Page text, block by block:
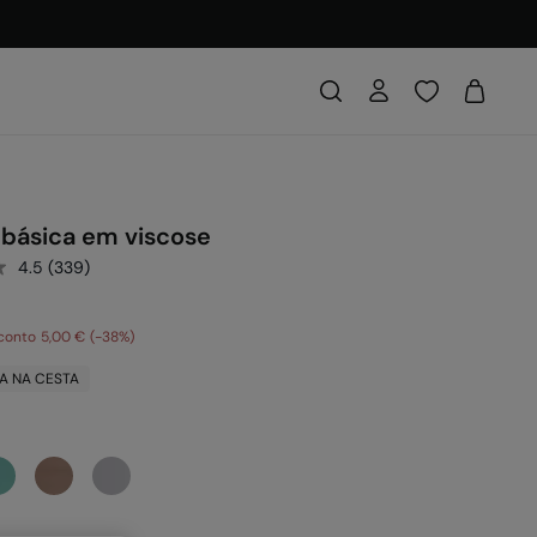
em viscose
4.5 (339)
5,00 € 38
NA CESTA